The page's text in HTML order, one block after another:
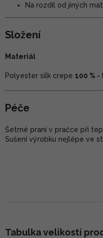
Na rozdíl od jiných
Složení
Materiál
Polyester silk crepe 100 %
Péče
Šetrné praní v pračce při
Sušení výrobku nejlépe ve
Tabulka velikostí